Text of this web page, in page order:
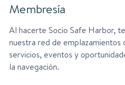
Membresía
Al hacerte Socio Safe Harbor,
nuestra red de emplazamientos
servicios, eventos y
la navegación.